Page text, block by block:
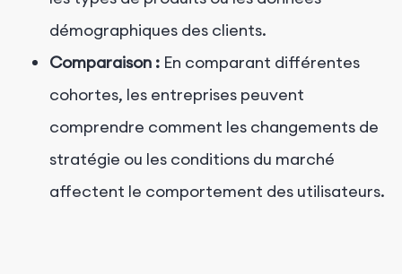
démographiques des clients.
Comparaison : En comparant différentes
cohortes, les entreprises peuvent
comprendre comment les changements de
stratégie ou les conditions du marché
affectent le comportement des utilisateurs.